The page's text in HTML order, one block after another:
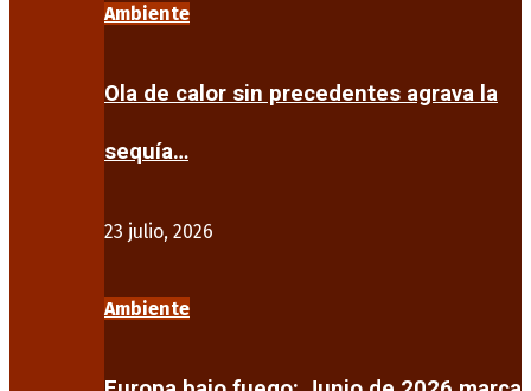
Ambiente
Ola de calor sin precedentes agrava la
sequía…
23 julio, 2026
Ambiente